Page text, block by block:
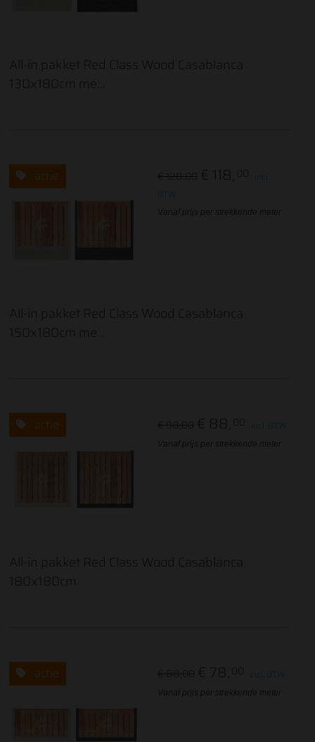
All-in pakket Red Class Wood Casablanca
130x180cm me...
actie € 128,00 € 118,
incl.
BTW
Vanaf prijs per strekkende meter
All-in pakket Red Class Wood Casablanca
150x180cm me...
actie € 98,00 € 88, incl. BTW
Vanaf prijs per strekkende meter
All-in pakket Red Class Wood Casablanca
180x180cm
actie € 88,00 € 78, incl. BTW
Vanaf prijs per strekkende meter